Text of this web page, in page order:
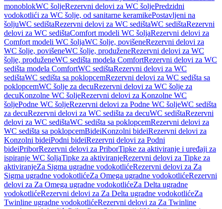
monoblokWC šoljeRezervni delovi za WC šoljePredzidni
vodokotlići za WC šolje, od sanitarne keramikePostavljeni na
šoljuWC sedištaRezervni delovi za WC sedištaWC sedištaRezervni
delovi za WC sedištaComfort modeli WC šoljaRezervni delovi za
Comfort modeli WC šoljaWC šolje, povišeneRezervni delovi za
WC šolje, povišeneWC šolje, produženeRezervni delovi za WC
šolje, produženeWC sedišta modela ComfortRezervni delovi za WC
sedišta modela ComfortWC sedištaRezervni delovi za WC
sedištaWC sedišta sa poklopcemRezervni delovi za WC sedišta sa
poklopcemWC šolje za decuRezervni delovi za WC šolje za
decuKonzolne WC šoljeRezervni delovi za Konzolne WC
šoljePodne WC šoljeRezervni delovi za Podne WC šoljeWC sedišta
za decuRezervni delovi za WC sedišta za decuWC sedištaRezervni
delovi za WC sedištaWC sedišta sa poklopcemRezervni delovi za
WC sedišta sa poklopcemBideiKonzolni bideiRezervni delovi za
Konzolni bideiPodni bideiRezervni delovi za Podni
bideiPriborRezervni delovi za PriborTipke za aktiviranje i uređaji za
ispiranje WC šoljaTipke za aktiviranjeRezervni delovi za Tipke za
aktiviranjeZa Sigma ugradne vodokotlićeRezervni delovi za Za
Sigma ugradne vodokotlićeZa Omega ugradne vodokotlićeRezervni
delovi za Za Omega ugradne vodokotlićeZa Delta ugradne
vodokotlićeRezervni delovi za Za Delta ugradne vodokotlićeZa
Twinline ugradne vodokotlićeRezervni delovi za Za Twinline